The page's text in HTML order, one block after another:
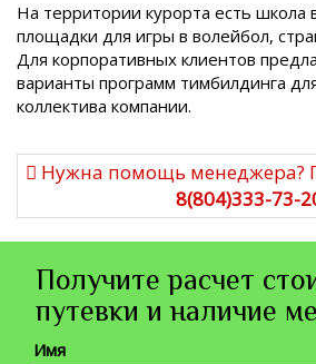
На территории курорта есть школа
площадки для игры в волейбол,
Для корпоративных клиентов
варианты программ тимбилдинга
коллектива компании.
Нужна помощь менеджера?
8(804)333-73-
Получите расчет
путевки и наличие
Имя